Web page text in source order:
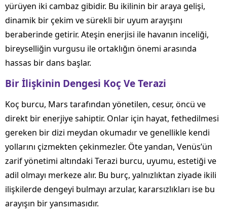
yürüyen iki cambaz gibidir. Bu ikilinin bir araya gelişi,
dinamik bir çekim ve sürekli bir uyum arayışını
beraberinde getirir. Ateşin enerjisi ile havanın inceliği,
bireyselliğin vurgusu ile ortaklığın önemi arasında
hassas bir dans başlar.
Bir İlişkinin Dengesi Koç Ve Terazi
Koç burcu, Mars tarafından yönetilen, cesur, öncü ve
direkt bir enerjiye sahiptir. Onlar için hayat, fethedilmesi
gereken bir dizi meydan okumadır ve genellikle kendi
yollarını çizmekten çekinmezler. Öte yandan, Venüs’ün
zarif yönetimi altındaki Terazi burcu, uyumu, estetiği ve
adil olmayı merkeze alır. Bu burç, yalnızlıktan ziyade ikili
ilişkilerde dengeyi bulmayı arzular, kararsızlıkları ise bu
arayışın bir yansımasıdır.